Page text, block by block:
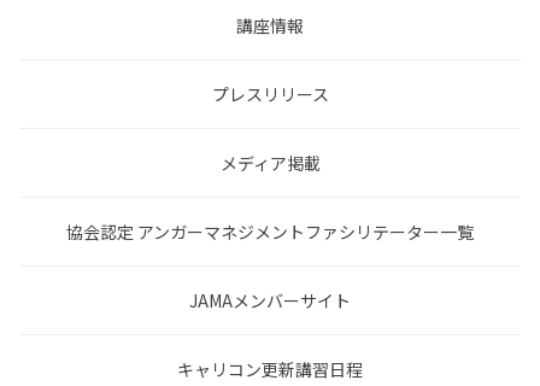
講座情報
プレスリリース
メディア掲載
協会認定 アンガーマネジメントファシリテーター一覧
JAMAメンバーサイト
キャリコン更新講習日程